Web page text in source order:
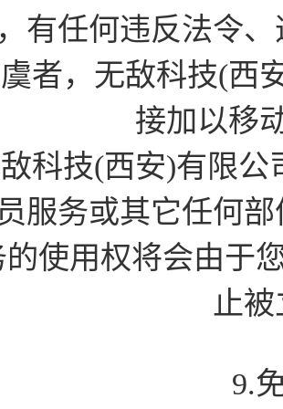
有任何违反法令
者，无敌科技(西
接加以移
技(西安)有限公
服务或其它任何
的使用权将会由于
止
9.